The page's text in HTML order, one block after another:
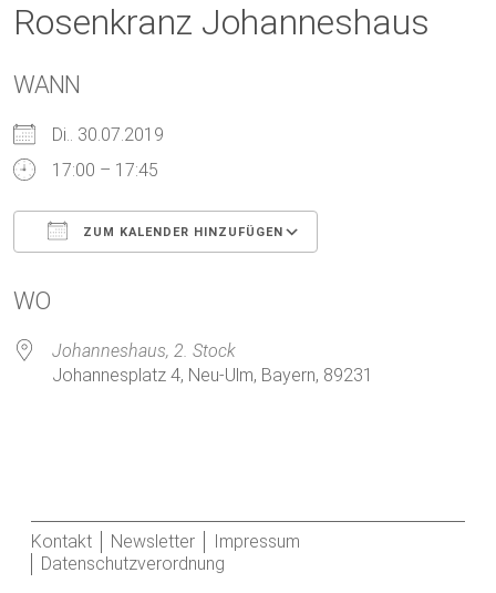
Rosenkranz Johanneshaus
WANN
Di.. 30.07.2019
17:00 – 17:45
ZUM KALENDER HINZUFÜGEN
WO
Johanneshaus, 2. Stock
Johannesplatz 4, Neu-Ulm, Bayern, 89231
Kontakt Newsletter
Impressum
Datenschutzverordnung